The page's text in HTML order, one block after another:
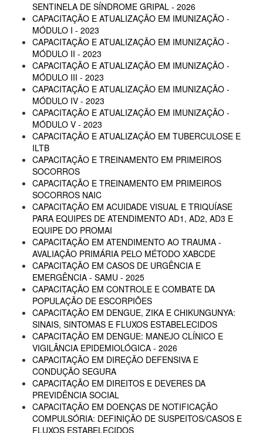
SENTINELA DE SÍNDROME GRIPAL - 2026
CAPACITAÇÃO E ATUALIZAÇÃO EM IMUNIZAÇÃO -
MÓDULO I - 2023
CAPACITAÇÃO E ATUALIZAÇÃO EM IMUNIZAÇÃO -
MÓDULO II - 2023
CAPACITAÇÃO E ATUALIZAÇÃO EM IMUNIZAÇÃO -
MÓDULO III - 2023
CAPACITAÇÃO E ATUALIZAÇÃO EM IMUNIZAÇÃO -
MÓDULO IV - 2023
CAPACITAÇÃO E ATUALIZAÇÃO EM IMUNIZAÇÃO -
MÓDULO V - 2023
CAPACITAÇÃO E ATUALIZAÇÃO EM TUBERCULOSE E
ILTB
CAPACITAÇÃO E TREINAMENTO EM PRIMEIROS
SOCORROS
CAPACITAÇÃO E TREINAMENTO EM PRIMEIROS
SOCORROS NAIC
CAPACITAÇÃO EM ACUIDADE VISUAL E TRIQUÍASE
PARA EQUIPES DE ATENDIMENTO AD1, AD2, AD3 E
EQUIPE DO PROMAI
CAPACITAÇÃO EM ATENDIMENTO AO TRAUMA -
AVALIAÇÃO PRIMÁRIA PELO MÉTODO XABCDE
CAPACITAÇÃO EM CASOS DE URGÊNCIA E
EMERGÊNCIA - SAMU - 2025
CAPACITAÇÃO EM CONTROLE E COMBATE DA
POPULAÇÃO DE ESCORPIÕES
CAPACITAÇÃO EM DENGUE, ZIKA E CHIKUNGUNYA:
SINAIS, SINTOMAS E FLUXOS ESTABELECIDOS
CAPACITAÇÃO EM DENGUE: MANEJO CLÍNICO E
VIGILÂNCIA EPIDEMIOLÓGICA - 2026
CAPACITAÇÃO EM DIREÇÃO DEFENSIVA E
CONDUÇÃO SEGURA
CAPACITAÇÃO EM DIREITOS E DEVERES DA
PREVIDÊNCIA SOCIAL
CAPACITAÇÃO EM DOENÇAS DE NOTIFICAÇÃO
COMPULSÓRIA: DEFINIÇÃO DE SUSPEITOS/CASOS E
FLUXOS ESTABELECIDOS